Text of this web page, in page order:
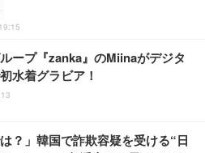
ープ『zanka』のMiinaがデジタ
水着グラビア！
は？」韓国で詐欺容疑を受ける“日